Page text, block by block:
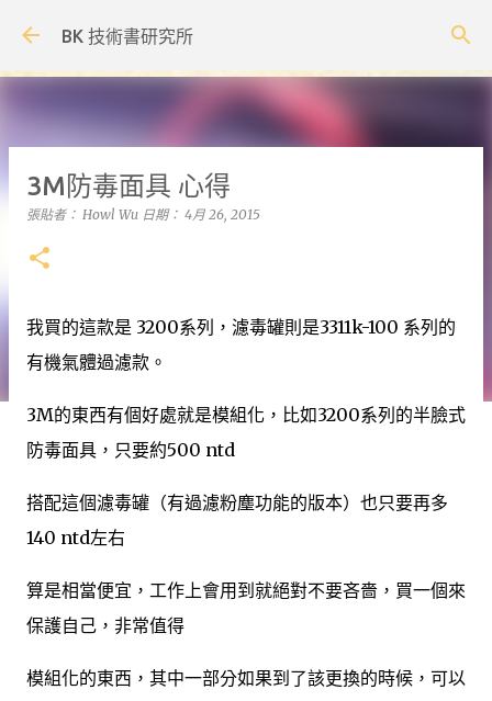
BK 技術書研究所
3M防毒面具 心得
張貼者： Howl Wu 日期： 4月 26, 2015
我買的這款是 3200系列，濾毒罐則是3311k-100 系列的
有機氣體過濾款。
3M的東西有個好處就是模組化，比如3200系列的半臉式
防毒面具，只要約500 ntd
搭配這個濾毒罐（有過濾粉塵功能的版本）也只要再多
140 ntd左右
算是相當便宜，工作上會用到就絕對不要吝嗇，買一個來
保護自己，非常值得
模組化的東西，其中一部分如果到了該更換的時候，可以